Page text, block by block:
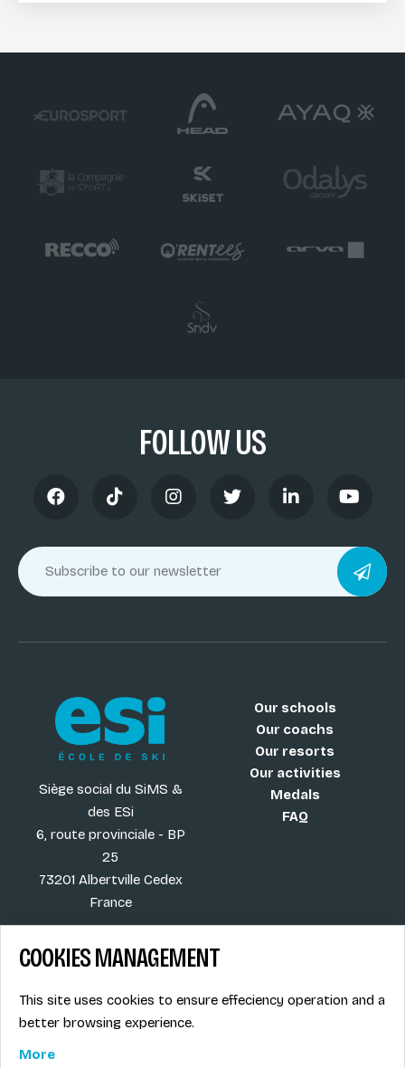
FOLLOW US
Siège social du SiMS &
des ESi
6, route provinciale - BP
25
73201 Albertville Cedex
France
Our schools
Our coachs
Our resorts
Our activities
Medals
FAQ
More
Job offers
Ski instructors union
Legal info
COOKIES MANAGEMENT
This site uses cookies to ensure effeciency operation and a
better browsing experience.
More